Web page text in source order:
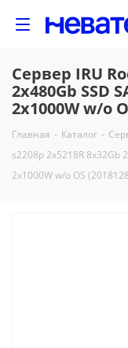
Сервер IRU
2x480Gb SSD
2x1000W w/o
Главная - Каталог -
s2208p 2x5218R 8x32Gb
2x1000W w/o OS